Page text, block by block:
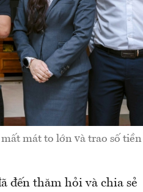
mát to lớn và trao số tiền
đến thăm hỏi và chia sẻ